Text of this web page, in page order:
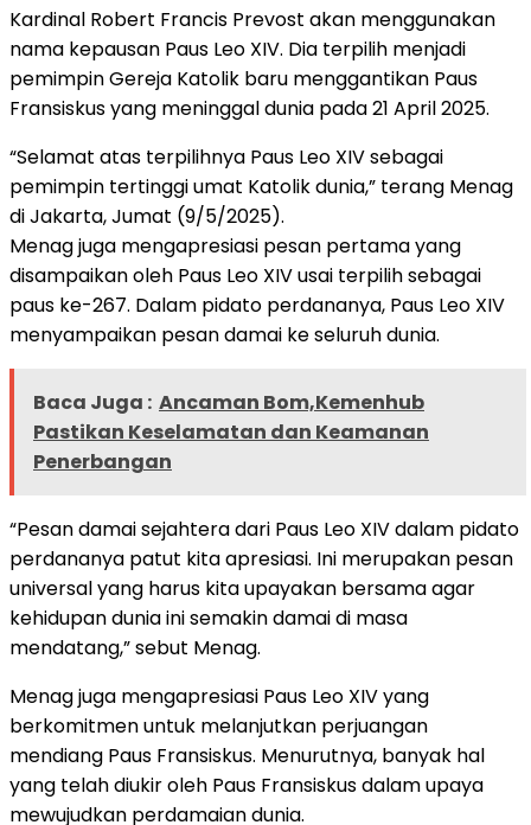
Kardinal Robert Francis Prevost akan menggunakan
nama kepausan Paus Leo XIV. Dia terpilih menjadi
pemimpin Gereja Katolik baru menggantikan Paus
Fransiskus yang meninggal dunia pada 21 April 2025.
“Selamat atas terpilihnya Paus Leo XIV sebagai
pemimpin tertinggi umat Katolik dunia,” terang Menag
di Jakarta, Jumat (9/5/2025).
Menag juga mengapresiasi pesan pertama yang
disampaikan oleh Paus Leo XIV usai terpilih sebagai
paus ke-267. Dalam pidato perdananya, Paus Leo XIV
menyampaikan pesan damai ke seluruh dunia.
Baca Juga : Ancaman Bom,Kemenhub
Pastikan Keselamatan dan Keamanan
Penerbangan
“Pesan damai sejahtera dari Paus Leo XIV dalam pidato
perdananya patut kita apresiasi. Ini merupakan pesan
universal yang harus kita upayakan bersama agar
kehidupan dunia ini semakin damai di masa
mendatang,” sebut Menag.
Menag juga mengapresiasi Paus Leo XIV yang
berkomitmen untuk melanjutkan perjuangan
mendiang Paus Fransiskus. Menurutnya, banyak hal
yang telah diukir oleh Paus Fransiskus dalam upaya
mewujudkan perdamaian dunia.